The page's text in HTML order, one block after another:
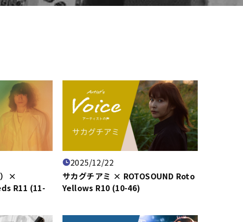
×
R11 (11-
2025/12/22
サカグチアミ × ROTOSOUND Roto
Yellows R10 (10-46)